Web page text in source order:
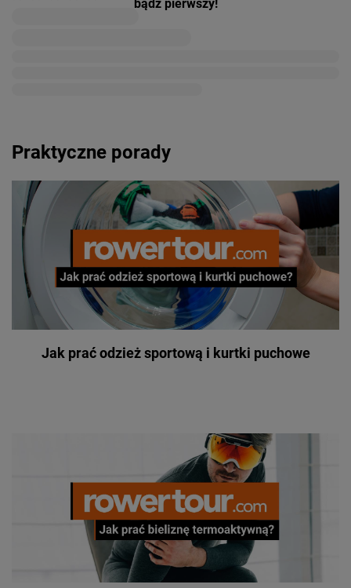
bądź pierwszy!
Praktyczne porady
Jak prać odzież sportową i kurtki puchowe